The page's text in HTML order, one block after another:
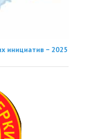
инициатив − 2025